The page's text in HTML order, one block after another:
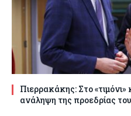
Πιερρακάκης: Στο
ανάληψη της προεδρίας